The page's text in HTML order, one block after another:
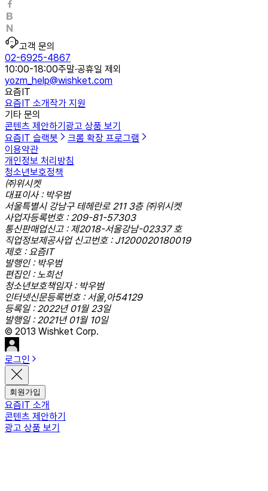
고객 문의
02-6925-4867
10:00-18:00주말·공휴일 제외
yozm_help@wishket.com
요즘IT
요즘IT 소개작가 지원
기타 문의
콘텐츠 제안하기광고 상품 보기
요즘IT 슬랙봇
크롬 확장 프로그램
이용약관
개인정보 처리방침
청소년보호정책
㈜위시켓
대표이사 : 박우범
서울특별시 강남구 테헤란로 211 3층 ㈜위시켓
사업자등록번호 : 209-81-57303
통신판매업신고 : 제2018-서울강남-02337 호
직업정보제공사업 신고번호 : J1200020180019
제호 : 요즘IT
발행인 : 박우범
편집인 : 노희선
청소년보호책임자 : 박우범
인터넷신문등록번호 : 서울,아54129
등록일 : 2022년 01월 23일
발행일 : 2021년 01월 10일
© 2013 Wishket Corp.
로그인
회원가입
요즘IT 소개
콘텐츠 제안하기
광고 상품 보기